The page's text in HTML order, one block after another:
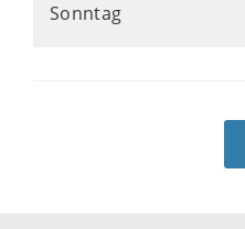
Sonntag